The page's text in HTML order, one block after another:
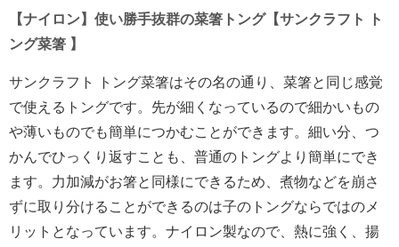
【ナイロン】使い勝手抜群の菜箸トング【サンクラフト ト
ング菜箸 】
サンクラフト トング菜箸はその名の通り、菜箸と同じ感覚
で使えるトングです。先が細くなっているので細かいもの
や薄いものでも簡単につかむことができます。細い分、つ
かんでひっくり返すことも、普通のトングより簡単にでき
ます。力加減がお箸と同様にできるため、煮物などを崩さ
ずに取り分けることができるのは子のトングならではのメ
リットとなっています。ナイロン製なので、熱に強く、揚